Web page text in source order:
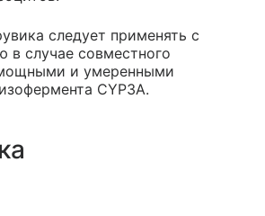
следует применять с
в случае совместного
и умеренными
CYP3A.